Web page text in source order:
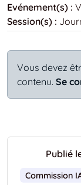
Evénement(s) :
Session(s) :
Vous devez
contenu. Se
Publié
Commission